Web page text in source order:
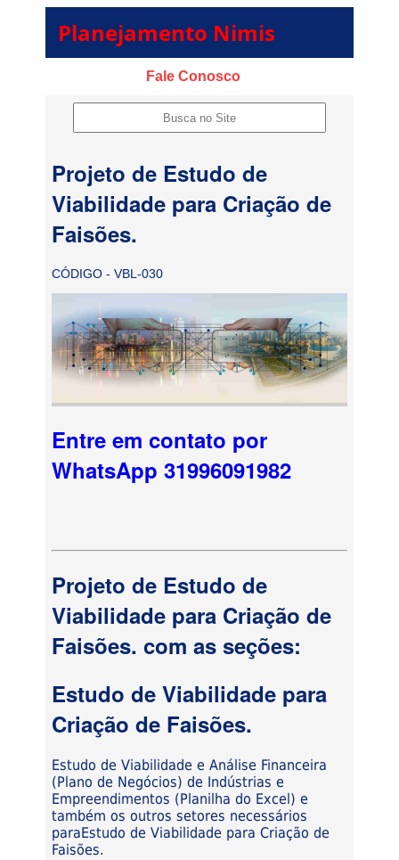
Planejamento Nimis
Fale Conosco
Projeto de Estudo de
Viabilidade para Criação de
Faisões.
CÓDIGO - VBL-030
Entre em contato por
WhatsApp 31996091982
Projeto de Estudo de
Viabilidade para Criação de
Faisões. com as seções:
Estudo de Viabilidade para
Criação de Faisões.
Estudo de Viabilidade e Análise Financeira
(Plano de Negócios) de Indústrias e
Empreendimentos (Planilha do Excel) e
também os outros setores necessários
paraEstudo de Viabilidade para Criação de
Faisões.